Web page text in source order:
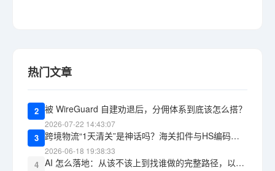
热门文章
2 被 WireGuard 自建劝退后，分佣体系到底该怎么搭？
2026-07-22 14:43:07
3 跨境物流“1天清关”是神话吗？海关扣件与HS编码报错的教训
2026-06-18 19:38:33
4 AI 怎么落地：从该不该上到找谁做的完整路径，以及 WG包网 能承接什么